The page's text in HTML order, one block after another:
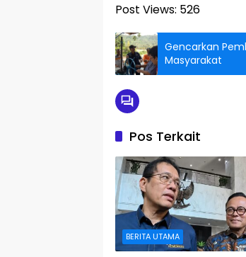
Post Views: 526
Gencarkan
Masyarakat
Pos Terkait
BERITA UTAMA